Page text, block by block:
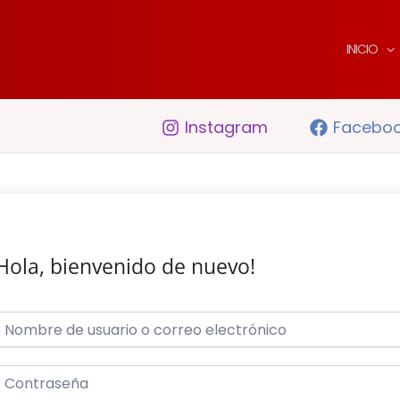
INICIO
Instagram
bienvenido de nuevo!